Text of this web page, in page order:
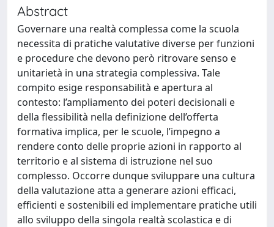
Abstract
Governare una realtà complessa come la scuola
necessita di pratiche valutative diverse per funzioni
e procedure che devono però ritrovare senso e
unitarietà in una strategia complessiva. Tale
compito esige responsabilità e apertura al
contesto: l’ampliamento dei poteri decisionali e
della flessibilità nella definizione dell’offerta
formativa implica, per le scuole, l’impegno a
rendere conto delle proprie azioni in rapporto al
territorio e al sistema di istruzione nel suo
complesso. Occorre dunque sviluppare una cultura
della valutazione atta a generare azioni efficaci,
efficienti e sostenibili ed implementare pratiche utili
allo sviluppo della singola realtà scolastica e di